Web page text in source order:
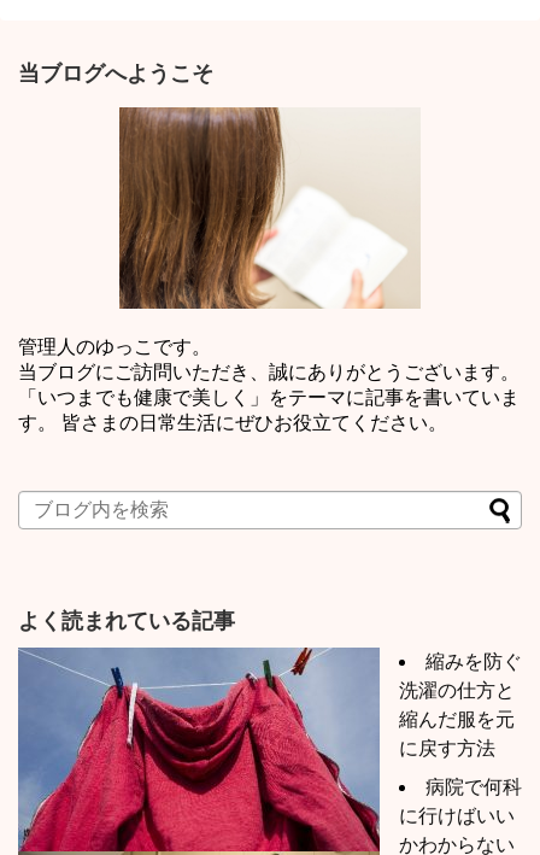
当ブログへようこそ
管理人のゆっこです。
当ブログにご訪問いただき、誠にありがとうございます。
「いつまでも健康で美しく」をテーマに記事を書いていま
す。 皆さまの日常生活にぜひお役立てください。
よく読まれている記事
縮みを防ぐ
洗濯の仕方と
縮んだ服を元
に戻す方法
病院で何科
に行けばいい
かわからない